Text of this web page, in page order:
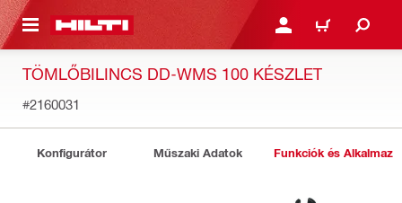
TARTALOMRA BEJELENTKEZÉS VAGY
KOSÁR
TÖMLŐBILINCS DD-WMS 100 KÉSZLET
#2160031
Konfigurátor Műszaki Adatok Funkciók és